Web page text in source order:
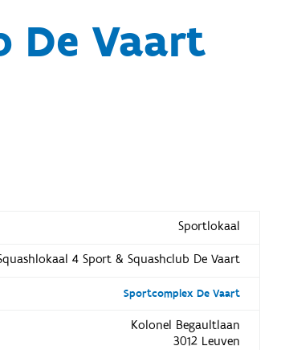
De Vaart
Sportlokaal
4 Sport & Squashclub De Vaart
Sportcomplex De Vaart
Kolonel Begaultlaan
3012 Leuven